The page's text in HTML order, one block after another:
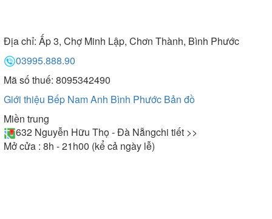
Địa chỉ: Ấp 3, Chợ Minh Lập, Chơn Thành, Bình Phước
03995.888.90
Mã số thuế: 8095342490
Giới thiệu Bếp Nam Anh Bình Phước Bản đồ
Miền trung
632 Nguyễn Hữu Thọ - Đà Nẵngchi tiết >>
Mở cửa : 8h - 21h00 (kể cả ngày lễ)